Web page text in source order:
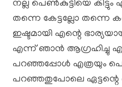
നല്ല പെൺകുട്ടിയെ
തന്നെ കേട്ടല്ലോ തന്നെ
ഇഷ്ടമായി എന്റെ
എന്ന് ഞാൻ ആഗ്രഹിച്ചു
പറഞ്ഞപ്പോൾ എത്രയും
പറഞ്ഞതുപോലെ ഏട്ടന്റെ